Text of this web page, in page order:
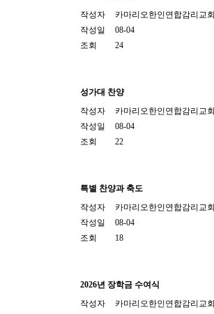
작성자
카마리오한인연합감리교회
작성일
08-04
조회
24
성가대 찬양
작성자
카마리오한인연합감리교회
작성일
08-04
조회
22
특별 찬양과 축도
작성자
카마리오한인연합감리교회
작성일
08-04
조회
18
2026년 장학금 수여식
작성자
카마리오한인연합감리교회